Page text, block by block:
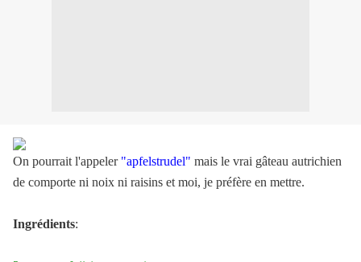
On pourrait l'appeler "apfelstrudel" mais le vrai gâteau autrichien
de comporte ni noix ni raisins et moi, je préfère en mettre.
Ingrédients: